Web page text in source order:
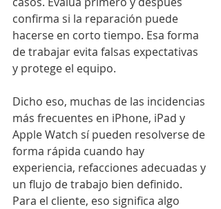
confirma si la reparación puede
hacerse en corto tiempo. Esa forma
de trabajar evita falsas expectativas
y protege el equipo.
Dicho eso, muchas de las incidencias
más frecuentes en iPhone, iPad y
Apple Watch sí pueden resolverse de
forma rápida cuando hay
experiencia, refacciones adecuadas y
un flujo de trabajo bien definido.
Para el cliente, eso significa algo